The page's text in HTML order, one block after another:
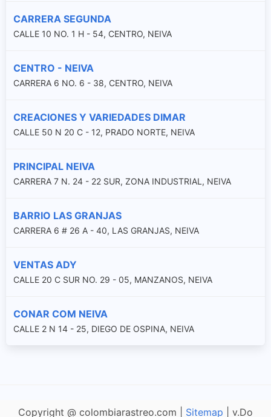
CARRERA SEGUNDA
CALLE 10 NO. 1 H - 54, CENTRO, NEIVA
CENTRO - NEIVA
CARRERA 6 NO. 6 - 38, CENTRO, NEIVA
CREACIONES Y VARIEDADES DIMAR
CALLE 50 N 20 C - 12, PRADO NORTE, NEIVA
PRINCIPAL NEIVA
CARRERA 7 N. 24 - 22 SUR, ZONA INDUSTRIAL, NEIVA
BARRIO LAS GRANJAS
CARRERA 6 # 26 A - 40, LAS GRANJAS, NEIVA
VENTAS ADY
CALLE 20 C SUR NO. 29 - 05, MANZANOS, NEIVA
CONAR COM NEIVA
CALLE 2 N 14 - 25, DIEGO DE OSPINA, NEIVA
Copyright @ colombiarastreo.com | Sitemap | v.Do